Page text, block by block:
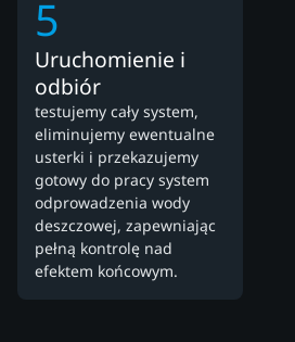
5
Uruchomienie i
odbiór
testujemy cały system,
eliminujemy ewentualne
usterki i przekazujemy
gotowy do pracy system
odprowadzenia wody
deszczowej, zapewniając
pełną kontrolę nad
efektem końcowym.